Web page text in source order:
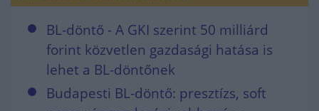
BL-döntő - A GKI szerint 50 milliárd
forint közvetlen gazdasági hatása is
lehet a BL-döntőnek
Budapesti BL-döntő: presztízs, soft